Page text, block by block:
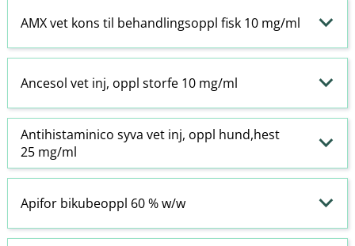
AMX vet kons til behandlingsoppl fisk 10 mg/ml
Ancesol vet inj, oppl storfe 10 mg/ml
Antihistaminico syva vet inj, oppl hund,hest
25 mg/ml
Apifor bikubeoppl 60 % w​/​w